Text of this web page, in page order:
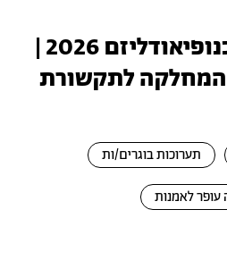
אירוע נעילה – טכנופיאודליזם 2026 |
המחלקה לתקשורת
תערוכות בוגרים/ות
עופר לאמנות